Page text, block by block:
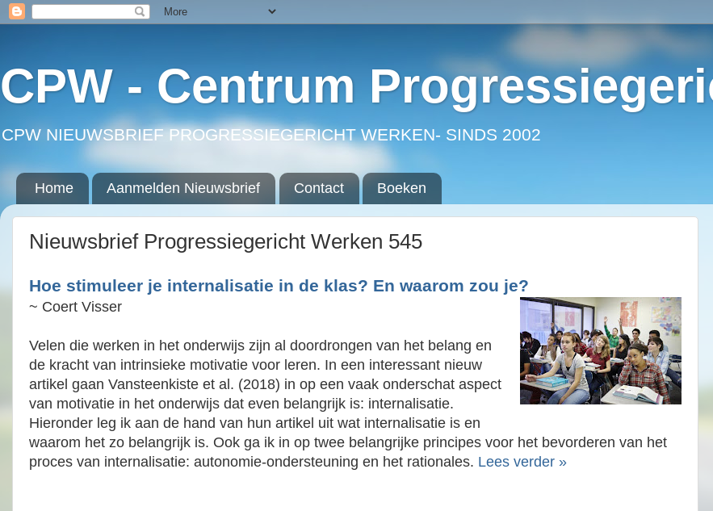
CPW - Centrum
CPW NIEUWSBRIEF PROGRESSIEGERICHT WERKEN- SINDS 2002
Home Aanmelden Nieuwsbrief Contact Boeken
Nieuwsbrief Progressiegericht Werken 545
Hoe stimuleer je internalisatie in de klas? En waarom zou je?
~ Coert Visser
Velen die werken in het onderwijs zijn al doordrongen van het belang en
de kracht van intrinsieke motivatie voor leren. In een interessant nieuw
artikel gaan Vansteenkiste et al. (2018) in op een vaak onderschat aspect
van motivatie in het onderwijs dat even belangrijk is: internalisatie.
Hieronder leg ik aan de hand van hun artikel uit wat internalisatie is en
waarom het zo belangrijk is. Ook ga ik in op twee belangrijke principes voor het bevorderen van het
proces van internalisatie: autonomie-ondersteuning en het rationales. Lees verder »